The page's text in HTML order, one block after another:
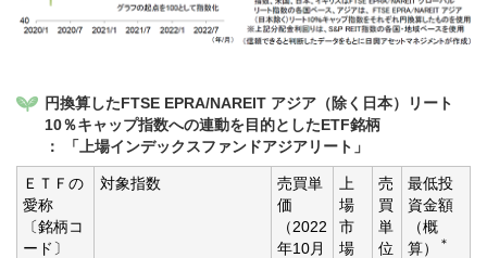
円換算したFTSE EPRA/NAREIT アジア（除く日本）リート
10％キャップ指数への連動を目的としたETF銘柄
： 「上場インデックスファンドアジアリート」
ＥＴＦの
愛称
〔銘柄コ
ード〕
対象指数
売買単
価
（2022
年10月
上
場
市
場
売
買
単
位
最低投
資金額
（概
算）
＊